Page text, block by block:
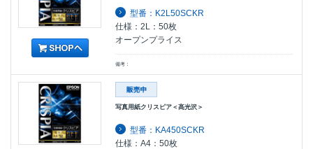
型番：K2L50SCKR
仕様：2L：50枚
オープンプライス
備考：
写真用紙クリスピア＜高光沢＞
型番：KA450SCKR
仕様：A4：50枚